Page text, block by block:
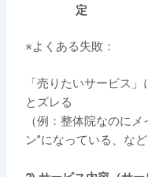
定
※よくある失敗：
「売りたいサービス
とズレる
（例：整体院なのに
ン”になっている、など